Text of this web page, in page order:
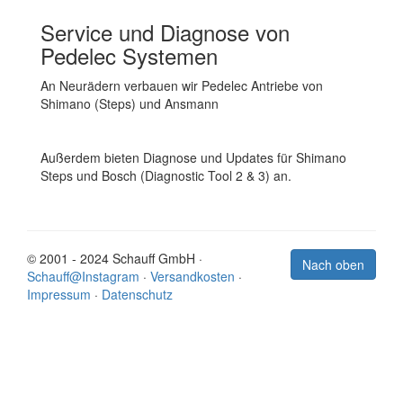
Service und Diagnose von
Pedelec Systemen
An Neurädern verbauen wir Pedelec Antriebe von
Shimano (Steps) und Ansmann
Außerdem bieten Diagnose und Updates für Shimano
Steps und Bosch (Diagnostic Tool 2 & 3) an.
Nach oben
© 2001 - 2024 Schauff GmbH ·
Schauff@Instagram · Versandkosten ·
Impressum · Datenschutz